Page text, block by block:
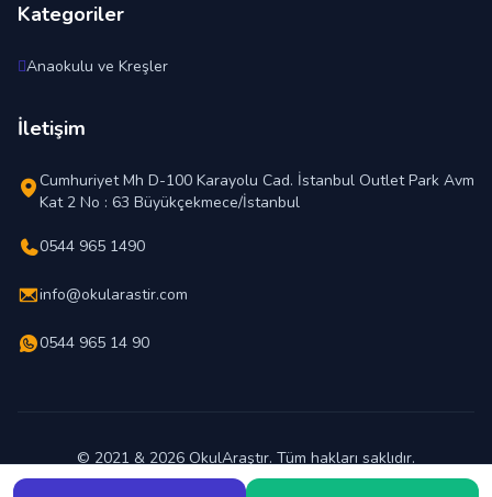
Kategoriler
Anaokulu ve Kreşler
İletişim
Cumhuriyet Mh D-100 Karayolu Cad. İstanbul Outlet Park Avm
Kat 2 No : 63 Büyükçekmece/İstanbul
0544 965 1490
info@okularastir.com
0544 965 14 90
© 2021 & 2026 OkulAraştır. Tüm hakları saklıdır.